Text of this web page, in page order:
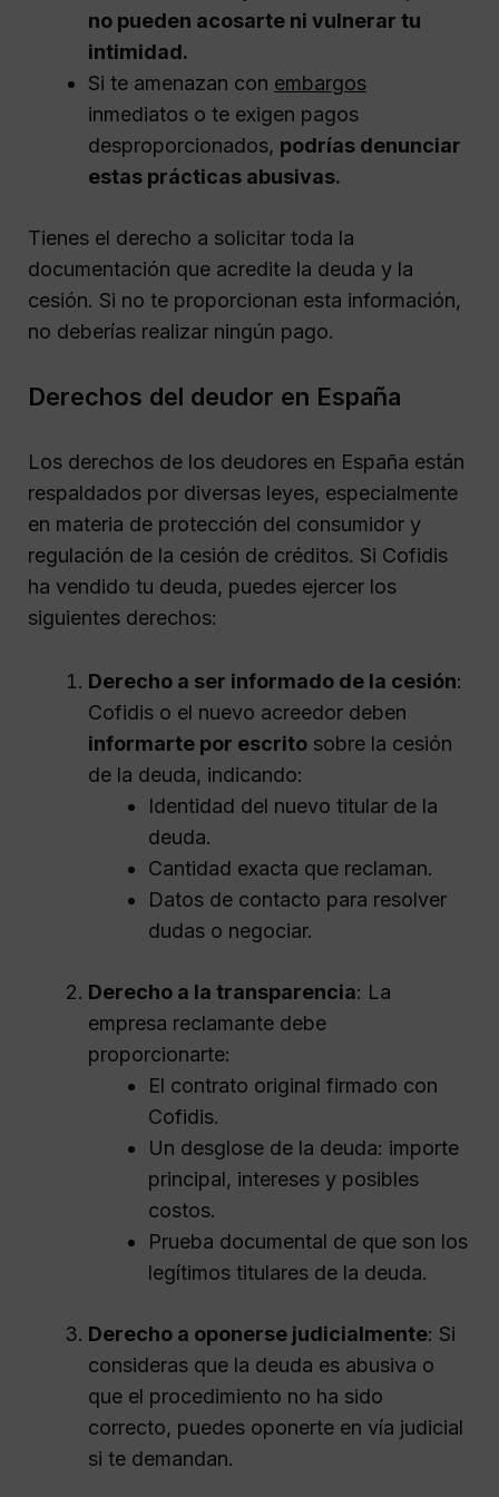
no pueden acosarte ni vulnerar tu
intimidad.
Si te amenazan con embargos
inmediatos o te exigen pagos
desproporcionados, podrías denunciar
estas prácticas abusivas.
Tienes el derecho a solicitar toda la
documentación que acredite la deuda y la
cesión. Si no te proporcionan esta información,
no deberías realizar ningún pago.
Derechos del deudor en España
Los derechos de los deudores en España están
respaldados por diversas leyes, especialmente
en materia de protección del consumidor y
regulación de la cesión de créditos. Si Cofidis
ha vendido tu deuda, puedes ejercer los
siguientes derechos:
Derecho a ser informado de la cesión:
Cofidis o el nuevo acreedor deben
informarte por escrito sobre la cesión
de la deuda, indicando:
Identidad del nuevo titular de la
deuda.
Cantidad exacta que reclaman.
Datos de contacto para resolver
dudas o negociar.
Derecho a la transparencia: La
empresa reclamante debe
proporcionarte:
El contrato original firmado con
Cofidis.
Un desglose de la deuda: importe
principal, intereses y posibles
costos.
Prueba documental de que son los
legítimos titulares de la deuda.
Derecho a oponerse judicialmente: Si
consideras que la deuda es abusiva o
que el procedimiento no ha sido
correcto, puedes oponerte en vía judicial
si te demandan.